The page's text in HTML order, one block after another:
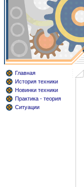
Главная
История техники
Новинки техники
Практика - теория
Ситуации